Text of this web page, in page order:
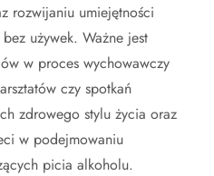
rozwijaniu umiejętności
używek. Ważne jest
w proces wychowawczy
czy spotkań
zdrowego stylu życia oraz
w podejmowaniu
picia alkoholu.